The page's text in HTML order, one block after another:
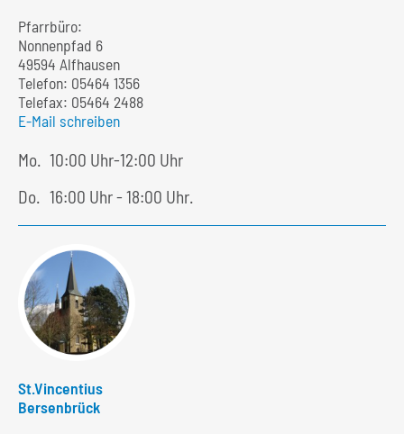
Pfarrbüro:
Nonnenpfad 6
49594 Alfhausen
Telefon: 05464 1356
Telefax: 05464 2488
E-Mail schreiben
Mo. 10:00 Uhr-12:00 Uhr
Do. 16:00 Uhr - 18:00 Uhr.
St.Vincentius
Bersenbrück